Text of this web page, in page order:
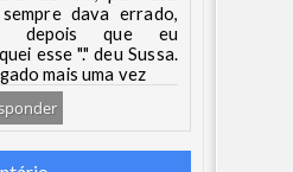
dava errado,
depois que eu
esse "." deu Sussa.
mais uma vez